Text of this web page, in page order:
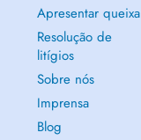
Apresentar queixa
Resolução de
litígios
Sobre nós
Imprensa
Blog